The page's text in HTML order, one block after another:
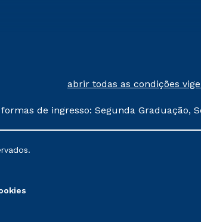
abrir todas as condições
de ingresso: Segunda Graduação,
alterações nos períodos de